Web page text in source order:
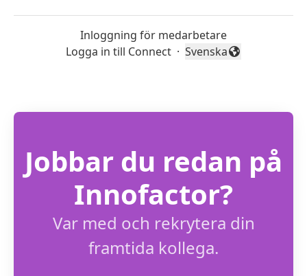
Inloggning för medarbetare
Logga in till Connect · Byt språk
Svenska
Jobbar du redan på
Innofactor?
Var med och rekrytera din
framtida kollega.